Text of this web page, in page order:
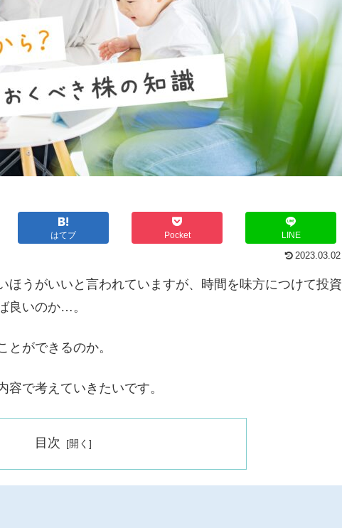
はてブ Pocket LINE
2023.03.02
ほうがいいと言われていますが、時間を味方につけて投資
良いのか…。
ができるのか。
で考えていきたいです。
目次